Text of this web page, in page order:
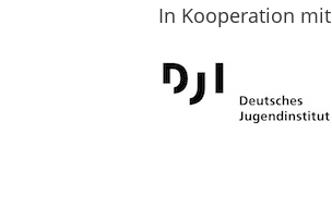
In Kooperation mit